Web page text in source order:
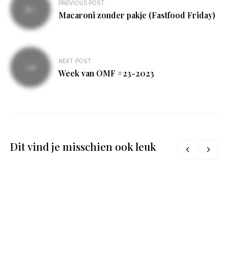
navigatie
PREVIOUS POST
Macaroni zonder pakje (Fastfood Friday)
NEXT POST
Week van OMF #23-2023
Dit vind je misschien ook leuk